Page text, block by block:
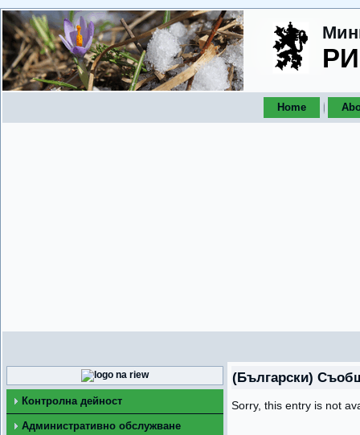
Home
Контролна дейност
Административно обслужване
(Български)
Sorry, this entry is not